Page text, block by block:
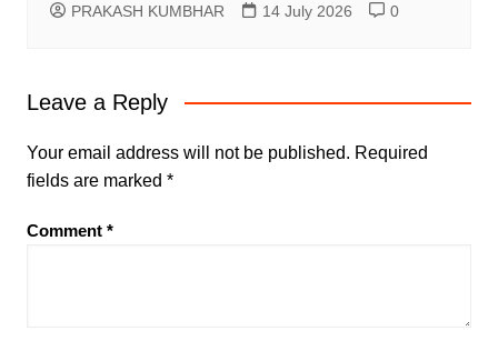
PRAKASH KUMBHAR 14 July 2026 0
Leave a Reply
Your email address will not be published. Required
fields are marked *
Comment *